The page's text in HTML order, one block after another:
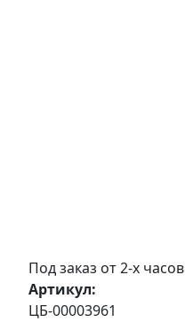
Под заказ от 2-х часов
Артикул:
ЦБ-00003961